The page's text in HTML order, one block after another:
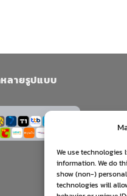
We use technologies
information. We do
show (non-)
technologies will
หลายรูปแบบ